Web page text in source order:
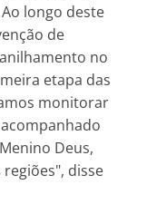
longo deste
de
no
etapa das
monitorar
Deus,
disse